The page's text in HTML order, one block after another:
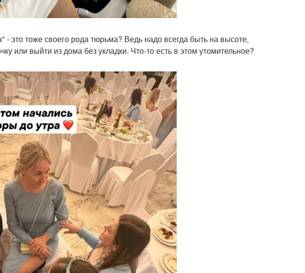
это тоже своего рода тюрьма? Ведь надо всегда быть на высоте,
или выйти из дома без укладки. Что-то есть в этом утомительное?